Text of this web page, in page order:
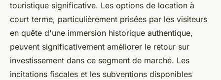
touristique significative. Les options de location à
court terme, particulièrement prisées par les visiteurs
en quête d'une immersion historique authentique,
peuvent significativement améliorer le retour sur
investissement dans ce segment de marché. Les
incitations fiscales et les subventions disponibles